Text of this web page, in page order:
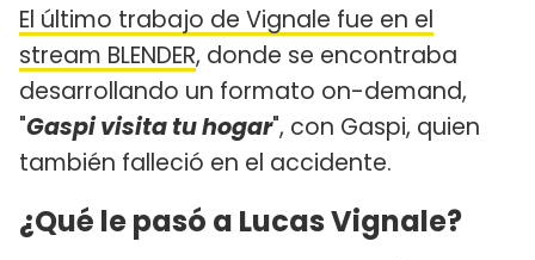
El último trabajo de Vignale fue en el
stream BLENDER, donde se encontraba
desarrollando un formato on-demand,
"Gaspi visita tu hogar", con Gaspi, quien
también falleció en el accidente.
¿Qué le pasó a Lucas Vignale?